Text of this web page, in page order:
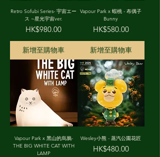
Retro Sofubi Series- 宇宙エー
ス ~星光宇宙ver.
價格
HK$980.00
新增至購物車
Vapour Park x 蝦桃 - 布偶子
Bunny
價格
HK$580.00
新增至購物車
Vapour Park x 黑山的烏鴉-
THE BIG WHITE CAT WITH
LAMP
Wesley小熊 - 蒸汽公園花匠
價格
HK$480.00